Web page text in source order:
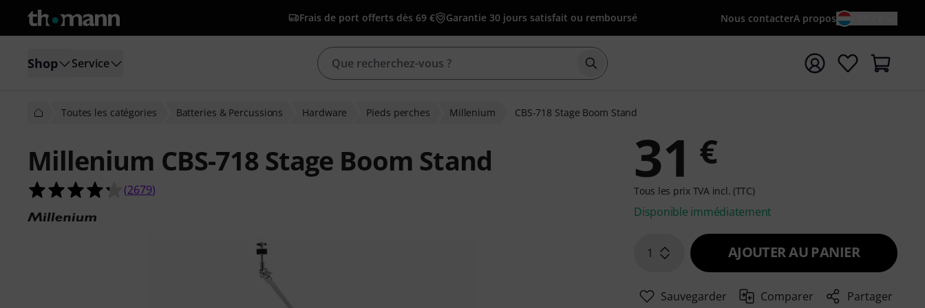
Frais de port offerts dès 69 € Garantie 30 jours satisfait ou remboursé Nous contacterA propos
Shop Service Démarrer la recherche avec le terme de recherche
Toutes les catégories Batteries & Percussions Hardware Pieds perches Millenium CBS-718 Stage Boom Stand
Millenium CBS-718 Stage Boom Stand
4.2 étoiles sur 5 d'après 2679 évaluations clients
(2679) 31 €
Tous les prix TVA incl. (TTC)
Disponible immédiatement
1 AJOUTER AU PANIER
Sauvegarder Comparer Partager